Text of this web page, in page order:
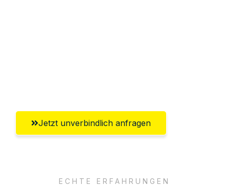
Jetzt unverbindlich anfragen
ECHTE ERFAHRUNGEN